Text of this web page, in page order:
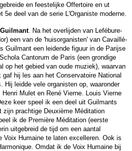
en feestelijke Offertoire en ut
5e deel van de serie L'Organiste moderne.
. Na het overlijden van Lefébure-
een van de 'huisorganisten' van Cavaillé-
Guilmant een leidende figuur in de Parijse
Cantorum de Paris (een grondige
op het gebied van oude muziek), waarvan
hij les aan het Conservatoire National
Hij leidde vele organisten op, waaronder
Mulet en René Vierne. Louis Vierne
keer speel ik een deel uit Guilmants
zijn prachtige Deuxième Méditation
ik de Première Méditation (eerste
uitgebreid de tijd om een aantal
Voix Humaine te laten excelleren. Ook is
Omdat ik de Voix Humaine bij